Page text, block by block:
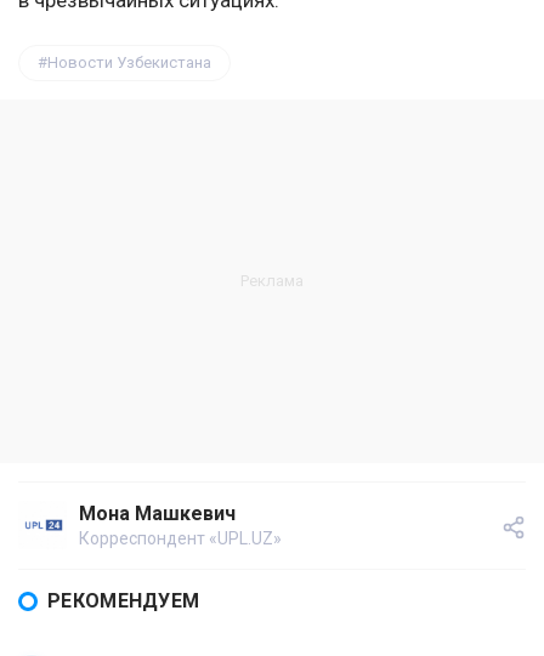
Новости Узбекистана
Мона Машкевич
Корреспондент «UPL.UZ»
РЕКОМЕНДУЕМ